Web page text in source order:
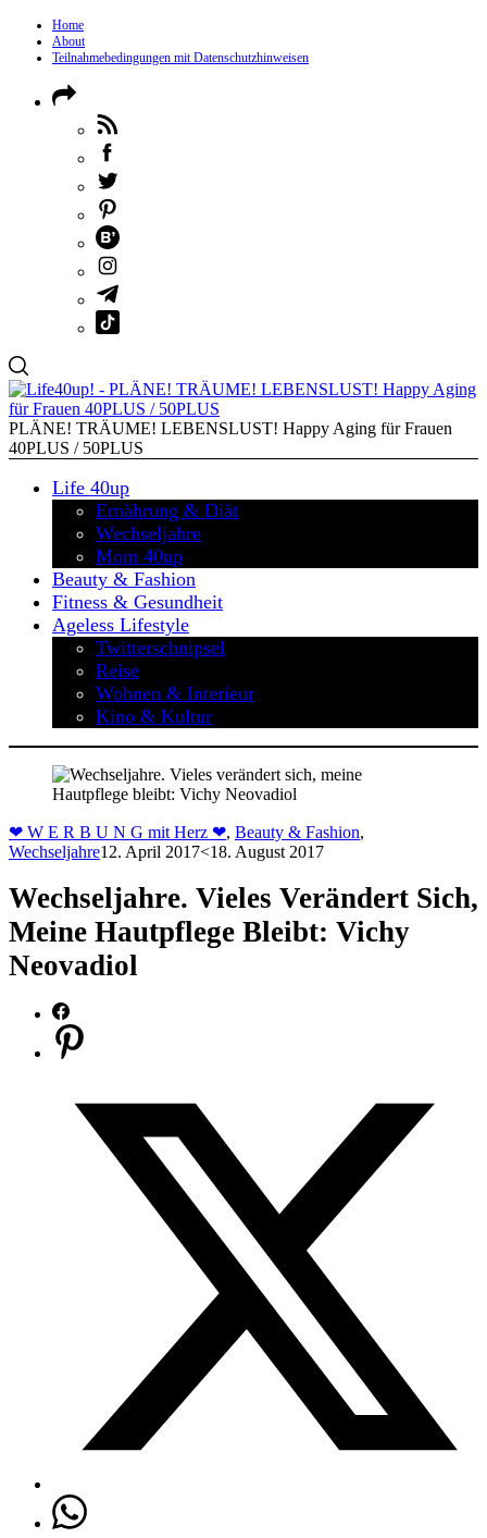
Home
About
Teilnahmebedingungen mit Datenschutzhinweisen
PLÄNE! TRÄUME! LEBENSLUST! Happy Aging für Frauen
40PLUS / 50PLUS
Life 40up
Ernährung & Diät
Wechseljahre
Mom 40up
Beauty & Fashion
Fitness & Gesundheit
Ageless Lifestyle
Twitterschnipsel
Reise
Wohnen & Interieur
Kino & Kultur
❤ W E R B U N G mit Herz ❤, Beauty & Fashion,
Wechseljahre12. April 2017<18. August 2017
Wechseljahre. Vieles Verändert Sich,
Meine Hautpflege Bleibt: Vichy
Neovadiol